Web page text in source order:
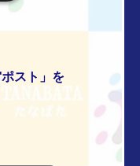
スト」を